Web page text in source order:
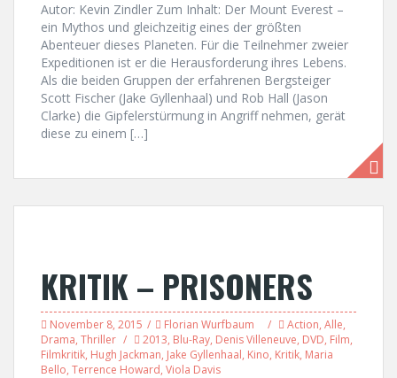
Autor: Kevin Zindler Zum Inhalt: Der Mount Everest –
ein Mythos und gleichzeitig eines der größten
Abenteuer dieses Planeten. Für die Teilnehmer zweier
Expeditionen ist er die Herausforderung ihres Lebens.
Als die beiden Gruppen der erfahrenen Bergsteiger
Scott Fischer (Jake Gyllenhaal) und Rob Hall (Jason
Clarke) die Gipfelerstürmung in Angriff nehmen, gerät
diese zu einem […]
KRITIK – PRISONERS
November 8, 2015 Florian Wurfbaum Action, Alle,
Drama, Thriller 2013, Blu-Ray, Denis Villeneuve, DVD, Film,
Filmkritik, Hugh Jackman, Jake Gyllenhaal, Kino, Kritik, Maria
Bello, Terrence Howard, Viola Davis